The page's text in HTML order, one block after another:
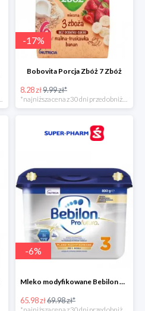
-17%
Bobovita Porcja Zbóż 7 Zbóż
8.28 zł9.99 zł*
-6%
Mleko modyfikowane Bebilon Profutura 2, 3, 4 w promocyjnej cenie
65.98 zł69.98 zł*